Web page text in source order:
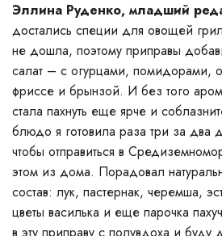
Эллина Руденко, младший
достались специи для овощей
не дошла, поэтому приправы
салат – с огурцами, помидорами,
фриссе и брынзой. И без того
стала пахнуть еще ярче и
блюдо я готовила раза три за два
чтобы отправиться в
этом из дома. Порадовал
состав: лук, пастернак, черемша,
цветы василька и еще парочка